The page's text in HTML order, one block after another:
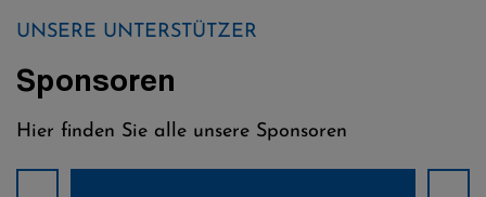
UNSERE UNTERSTÜTZER
Sponsoren
Hier finden Sie alle unsere Sponsoren